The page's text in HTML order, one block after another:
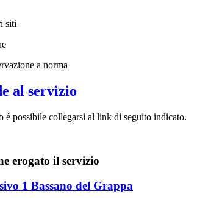
siti
a norma
al servizio
è possibile collegarsi al link di seguito indicato.
erogato il servizio
1 Bassano del Grappa